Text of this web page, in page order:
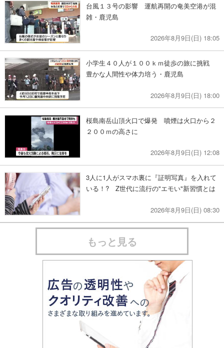
台風１３号の影響 運航再開の奄美空港が混
雑・鹿児島
2026年8月9日(日) 18:05
小学生４０人が１００ｋｍ徒歩の旅に挑戦
豊かな人間性や体力培う・鹿児島
2026年8月9日(日) 18:00
桜島南岳山頂火口で爆発 噴煙は火口から２
２００ｍの高さに
2026年8月9日(日) 12:08
3人に1人がスマホ裏に『証明写真』を入れて
いる！? Z世代に流行の"エモい"新習慣とは
2026年8月9日(日) 08:30
もっと見る